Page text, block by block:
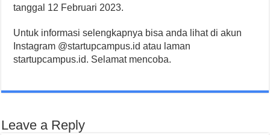
tanggal 12 Februari 2023.
Untuk informasi selengkapnya bisa anda lihat di akun
Instagram @startupcampus.id atau laman
startupcampus.id. Selamat mencoba.
Leave a Reply